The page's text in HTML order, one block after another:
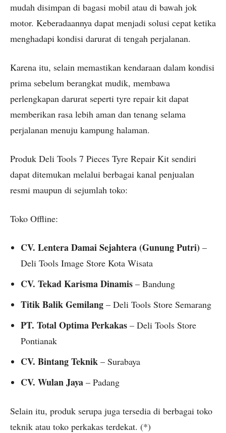
mudah disimpan di bagasi mobil atau di bawah jok
motor. Keberadaannya dapat menjadi solusi cepat ketika
menghadapi kondisi darurat di tengah perjalanan.
Karena itu, selain memastikan kendaraan dalam kondisi
prima sebelum berangkat mudik, membawa
perlengkapan darurat seperti tyre repair kit dapat
memberikan rasa lebih aman dan tenang selama
perjalanan menuju kampung halaman.
Produk Deli Tools 7 Pieces Tyre Repair Kit sendiri
dapat ditemukan melalui berbagai kanal penjualan
resmi maupun di sejumlah toko:
Toko Offline:
CV. Lentera Damai Sejahtera (Gunung Putri) –
Deli Tools Image Store Kota Wisata
CV. Tekad Karisma Dinamis – Bandung
Titik Balik Gemilang – Deli Tools Store Semarang
PT. Total Optima Perkakas – Deli Tools Store
Pontianak
CV. Bintang Teknik – Surabaya
CV. Wulan Jaya – Padang
Selain itu, produk serupa juga tersedia di berbagai toko
teknik atau toko perkakas terdekat. (*)